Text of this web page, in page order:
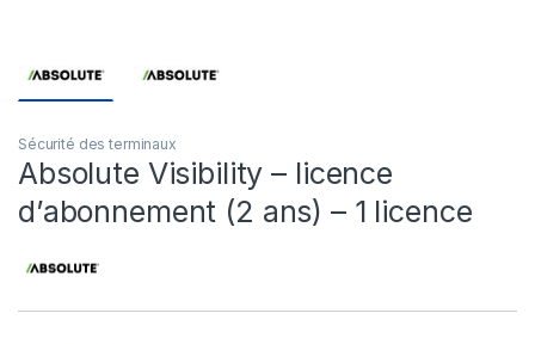
Sécurité des terminaux
Absolute Visibility – licence
d’abonnement (2 ans) – 1 licence